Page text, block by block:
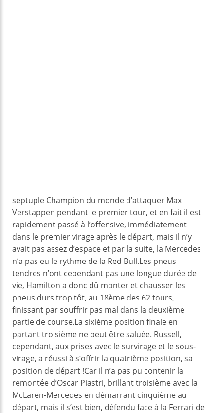
septuple Champion du monde d’attaquer Max
Verstappen pendant le premier tour, et en fait il est
rapidement passé à l’offensive, immédiatement
dans le premier virage après le départ, mais il n’y
avait pas assez d’espace et par la suite, la Mercedes
n’a pas eu le rythme de la Red Bull.Les pneus
tendres n’ont cependant pas une longue durée de
vie, Hamilton a donc dû monter et chausser les
pneus durs trop tôt, au 18ème des 62 tours,
finissant par souffrir pas mal dans la deuxième
partie de course.La sixième position finale en
partant troisième ne peut être saluée. Russell,
cependant, aux prises avec le survirage et le sous-
virage, a réussi à s’offrir la quatrième position, sa
position de départ !Car il n’a pas pu contenir la
remontée d’Oscar Piastri, brillant troisième avec la
McLaren-Mercedes en démarrant cinquième au
départ, mais il s’est bien, défendu face à la Ferrari de